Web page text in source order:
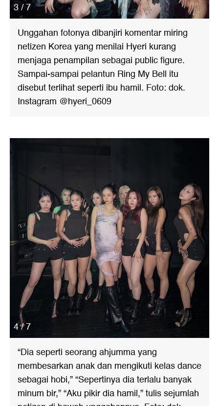
3 / 7
Unggahan fotonya dibanjiri komentar miring
netizen Korea yang menilai Hyeri kurang
menjaga penampilan sebagai public figure.
Sampai-sampai pelantun Ring My Bell itu
disebut terlihat seperti ibu hamil. Foto: dok.
Instagram @hyeri_0609
4 / 7
“Dia seperti seorang ahjumma yang
membesarkan anak dan mengikuti kelas dance
sebagai hobi,” “Sepertinya dia terlalu banyak
minum bir,” “Aku pikir dia hamil,” tulis sejumlah